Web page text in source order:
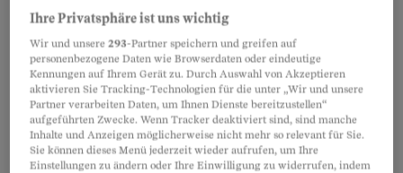
Jungi:Konzerte spielen und Spass haben. Das ist
unser Ziel und unsere Lieblingsbeschäftigung.
Es ist ein Dämpfer, dass wir die Chancen auf
Live-Auftritte, besonders im Ausland, nicht
wahrnehmen konnten. Aber es geht allen gleich.
Wir schauen nach vorn und freuen uns auf alles,
was noch kommt.
Ihre Privatsphäre ist uns wichtig
Wir und unsere293-Partner speichern und greifen auf
personenbezogene Daten wie Browserdaten oder eindeutige
Kennungen auf Ihrem Gerät zu. Durch Auswahl von Akzeptieren
aktivieren Sie Tracking-Technologien für die unter „Wir und unsere
Partner verarbeiten Daten, um Ihnen Dienste bereitzustellen“
aufgeführten Zwecke. Wenn Tracker deaktiviert sind, sind manche
Inhalte und Anzeigen möglicherweise nicht mehr so relevant für Sie.
Sie können dieses Menü jederzeit wieder aufrufen, um Ihre
Einstellungen zu ändern oder Ihre Einwilligung zu widerrufen, indem